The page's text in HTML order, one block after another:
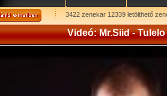
3422 zenekar 12339 letölthető
Videó: Mr.Siid -